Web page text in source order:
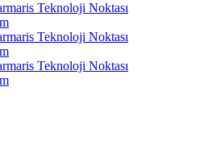
Teknoloji Noktası
Teknoloji Noktası
Teknoloji Noktası